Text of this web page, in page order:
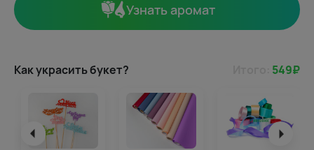
Узнать аромат
Как украсить букет? 549₽